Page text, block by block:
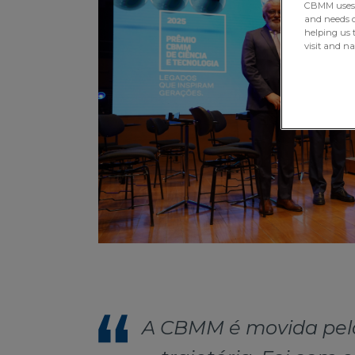
A CBMM é movida
CBMM
and needs
helping us
visit and